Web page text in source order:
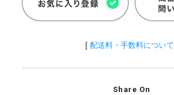
[ 配送料・手数料について
Share On